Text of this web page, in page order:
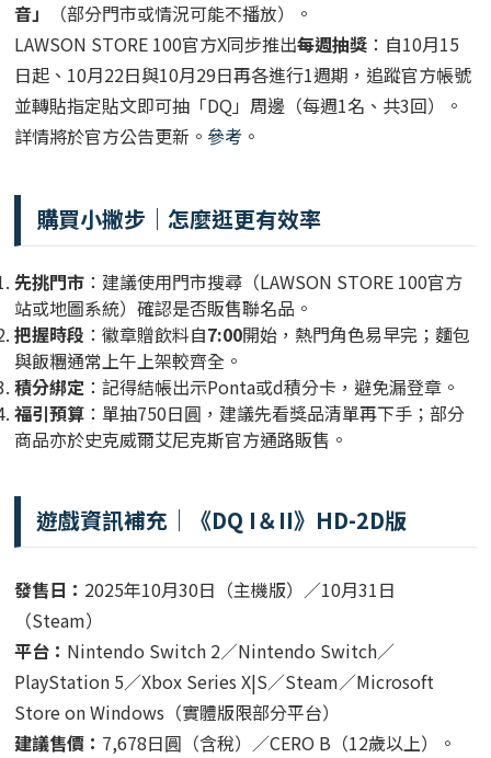
音」
（部分門市或情況可能不播放）。
LAWSON STORE 100官方X同步推出每週抽獎 ：自10月15
日起、10月22日與10月29日再各進行1週期，追蹤官方帳號
並轉貼指定貼文即可抽「DQ」周邊（每週1名、共3回）。
詳情將於官方公告更新。參考 。
購買小撇步｜怎麼逛更有效率
先挑門市 ：建議使用門市搜尋（LAWSON STORE 100官方
站或地圖系統）確認是否販售聯名品。
把握時段 ：徽章贈飲料自7:00開始，熱門角色易早完；麵包
與飯糰通常上午上架較齊全。
積分綁定 ：記得結帳出示Ponta或d積分卡，避免漏登章。
福引預算 ：單抽750日圓，建議先看獎品清單再下手；部分
商品亦於史克威爾艾尼克斯官方通路販售。
遊戲資訊補充｜《DQ I＆II》HD-2D版
發售日： 2025年10月30日（主機版）／10月31日
（Steam）
平台： Nintendo Switch 2／Nintendo Switch／
PlayStation 5／Xbox Series X|S／Steam／Microsoft
Store on Windows（實體版限部分平台）
建議售價： 7,678日圓（含稅）／CERO B（12歲以上）。